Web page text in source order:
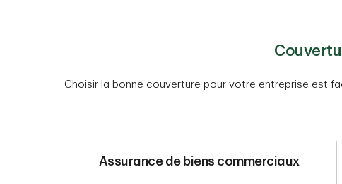
Choisir la bonne couverture pour votre entreprise est
Assurance de biens commerciaux